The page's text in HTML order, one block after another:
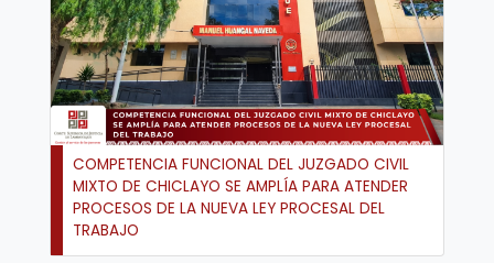
COMPETENCIA FUNCIONAL DEL JUZGADO CIVIL
MIXTO DE CHICLAYO SE AMPLÍA PARA ATENDER
PROCESOS DE LA NUEVA LEY PROCESAL DEL
TRABAJO